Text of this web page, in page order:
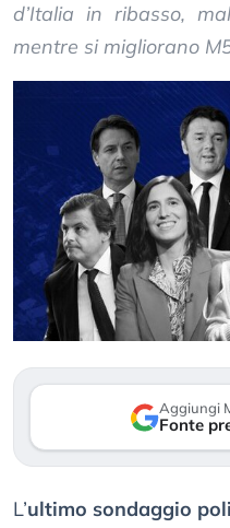
d’Italia in ribasso,
mentre si migliorano
Aggiungi
Fonte
L’ultimo sondaggio